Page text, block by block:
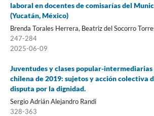
laboral en docentes de comisarías del
(Yucatán, México)
Brenda Torales Herrera, Beatriz del Socorro
247-284
2025-06-09
Juventudes y clases popular-
chilena de 2019: sujetos y acción colectiva
disputa por la dignidad.
Sergio Adrián Alejandro Randi
328-363